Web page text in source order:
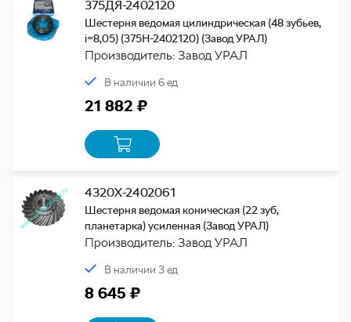
375ДЯ-2402120
Шестерня ведомая цилиндрическая (48 зубьев,
i=8,05) (375Н-2402120) (Завод УРАЛ)
Производитель: Завод УРАЛ
В наличии 6 ед
21 882 ₽
4320Х-2402061
Шестерня ведомая коническая (22 зуб,
планетарка) усиленная (Завод УРАЛ)
Производитель: Завод УРАЛ
В наличии 3 ед
8 645 ₽